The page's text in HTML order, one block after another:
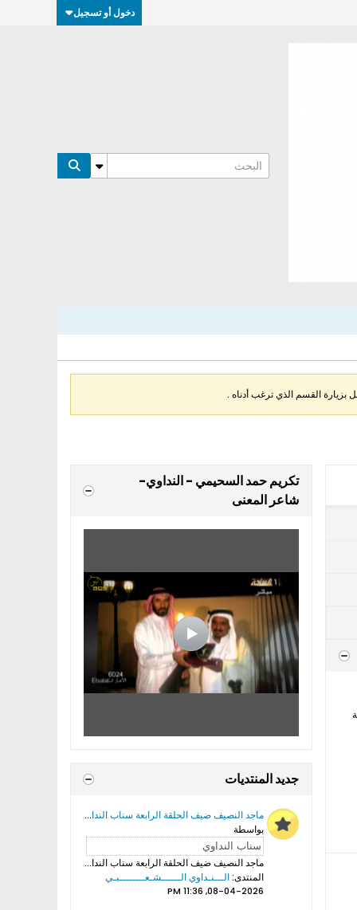
دخول أو تسجيل
القسم الذي ترغب أدناه .
تكريم حمد السحيمي - النداوي-
شاعر المعنى
جديد المنتديات
ماجد النصيف ضيف الحلقة الرابعة سناب النداوي
بواسطة
ماجد النصيف ضيف الحلقة الرابعة سناب النداوي...
المنتدى:الـــنـداوي الــــــشـعــــــــبـي
08-04-2026, 11:36 PM